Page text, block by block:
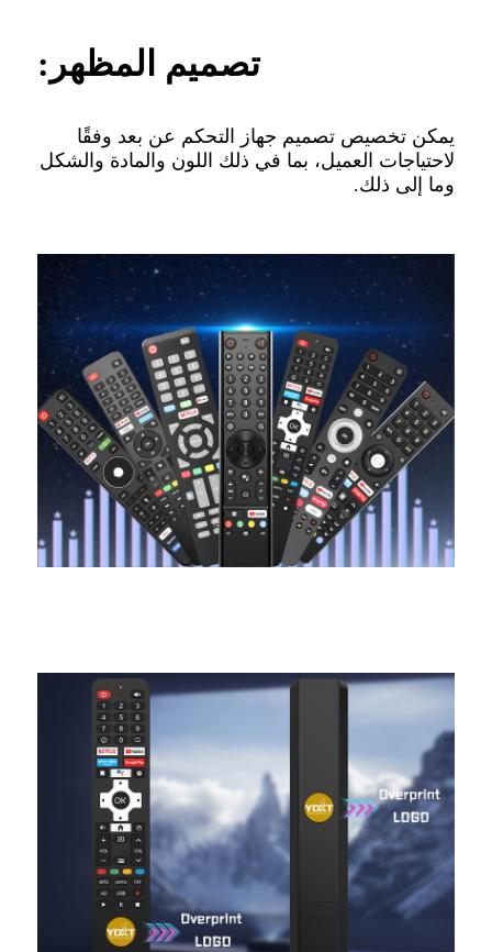
تصميم المظهر:
يمكن تخصيص تصميم جهاز التحكم عن بعد وفقًا
لاحتياجات العميل، بما في ذلك اللون والمادة والشكل
وما إلى ذلك.